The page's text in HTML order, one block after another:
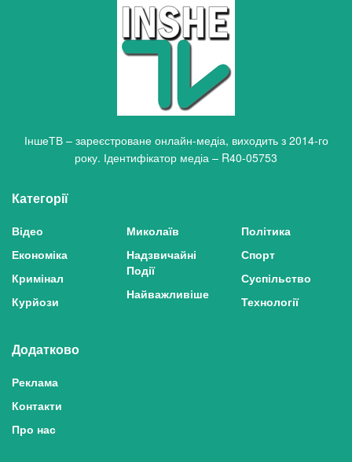
ІншеТВ – зареєстроване онлайн-медіа, виходить з 2014-го
року. Ідентифікатор медіа – R40-05753
Категорії
Відео
Економіка
Кримінал
Курйози
Миколаїв
Надзвичайні
Події
Найважливіше
Політика
Спорт
Суспільство
Технології
Додатково
Реклама
Контакти
Про нас